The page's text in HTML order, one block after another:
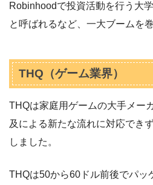
Robinhoodで投資活動を行う大
と呼ばれるなど、一大ブームを
THQ（ゲーム業界）
THQは家庭用ゲームの大手メー
及による新たな流れに対応でき
しました。
THQは50から60ドル前後でパッ